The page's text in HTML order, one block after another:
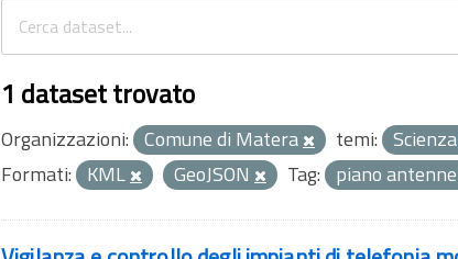
1 dataset trovato
Organizzazioni: Comune di Matera temi:
Formati: KML GeoJSON Tag: piano antenne